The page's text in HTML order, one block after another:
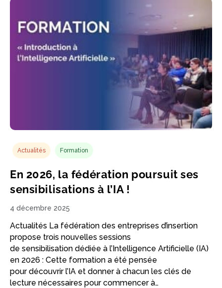
Actualités Formation
En 2026, la fédération poursuit ses
sensibilisations à l’IA !
4 décembre 2025
Actualités La fédération des entreprises d’insertion
propose trois nouvelles sessions
de sensibilisation dédiée à l’Intelligence Artificielle (IA)
en 2026 : Cette formation a été pensée
pour découvrir l’IA et donner à chacun les clés de
lecture nécessaires pour commencer à…